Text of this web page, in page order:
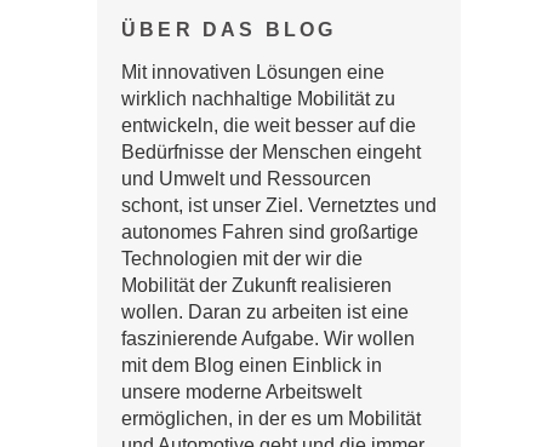
ÜBER DAS BLOG
Mit innovativen Lösungen eine
wirklich nachhaltige Mobilität zu
entwickeln, die weit besser auf die
Bedürfnisse der Menschen eingeht
und Umwelt und Ressourcen
schont, ist unser Ziel. Vernetztes und
autonomes Fahren sind großartige
Technologien mit der wir die
Mobilität der Zukunft realisieren
wollen. Daran zu arbeiten ist eine
faszinierende Aufgabe. Wir wollen
mit dem Blog einen Einblick in
unsere moderne Arbeitswelt
ermöglichen, in der es um Mobilität